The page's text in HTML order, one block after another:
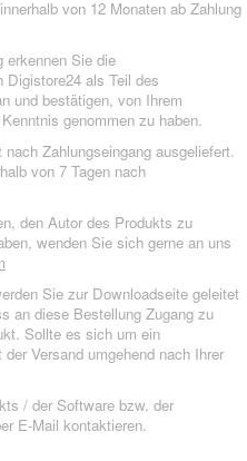
von 12 Monaten ab Zahlung
erkennen Sie die
Digistore24 als Teil des
und bestätigen, von Ihrem
genommen zu haben.
Zahlungseingang ausgeliefert.
von 7 Tagen nach
den Autor des Produkts zu
wenden Sie sich gerne an uns
Sie zur Downloadseite geleitet
an diese Bestellung Zugang zu
Sollte es sich um ein
Versand umgehend nach Ihrer
/ der Software bzw. der
E-Mail kontaktieren.